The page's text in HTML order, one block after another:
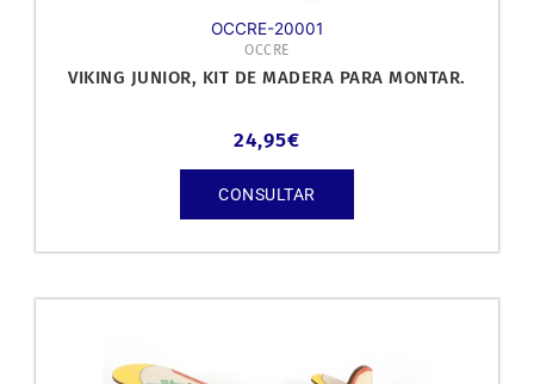
OCCRE-20001
OCCRE
VIKING JUNIOR, KIT DE MADERA PARA MONTAR.
24,95€
CONSULTAR